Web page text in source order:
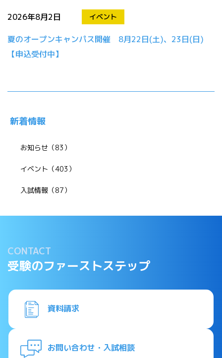
2026年8月2日 イベント
夏のオープンキャンパス開催 8月22日(土)、23日(日)
【申込受付中】
新着情報
お知らせ（83）
イベント（403）
入試情報（87）
CONTACT
受験のファーストステップ
資料請求
お問い合わせ・入試相談